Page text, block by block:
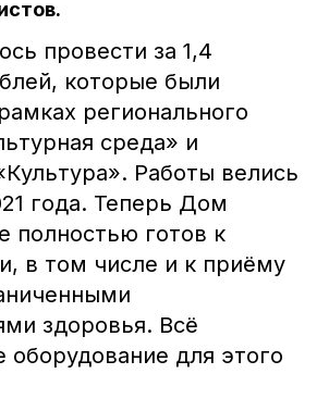
провести за 1,4
которые были
регионального
среда» и
Работы велись
года. Теперь Дом
полностью готов к
в том числе и к приёму
здоровья. Всё
оборудование для этого